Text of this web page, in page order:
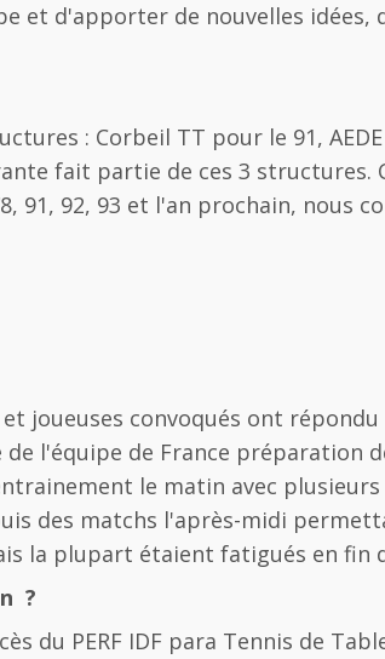
et d'apporter de nouvelles idées,
: Corbeil TT pour le 91,
fait partie de ces 3 structures.
91, 92, 93 et l'an prochain, nous
joueuses convoqués ont
l'équipe de France préparation
le matin avec
des matchs l'après-midi
la plupart étaient fatigués en fin
?
du PERF IDF para Tennis de